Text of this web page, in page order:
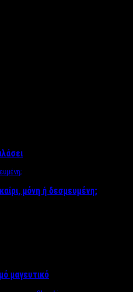
μόνη ή δεσμευμένη;
μαγευτικό